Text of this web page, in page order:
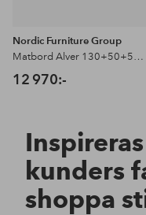
Nordic Furniture Group
Matbord Alver 130+50+50 ask
12 970:-
kunders
shoppa